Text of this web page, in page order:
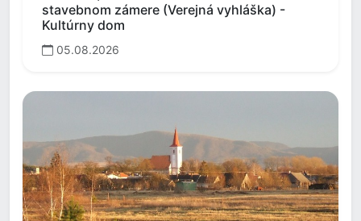
stavebnom zámere (Verejná vyhláška) -
Kultúrny dom
05.08.2026